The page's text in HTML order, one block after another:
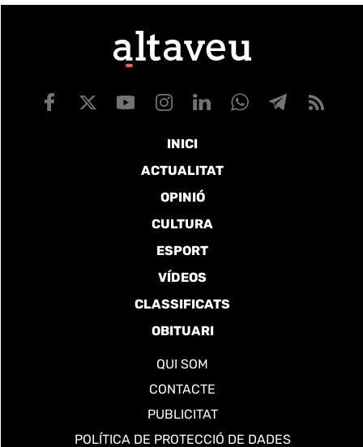
INICI
ACTUALITAT
OPINIÓ
CULTURA
ESPORT
VÍDEOS
CLASSIFICATS
OBITUARI
QUI SOM
CONTACTE
PUBLICITAT
POLÍTICA DE PROTECCIÓ DE DADES